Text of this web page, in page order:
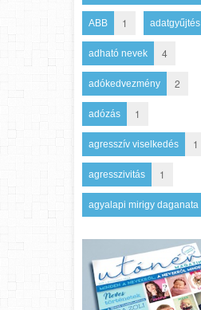
ABB 1 adatgyűjtés
adható nevek 4
adókedvezmény 2
adózás 1
agresszív viselkedés 1
agresszivitás 1
agyalapi mirigy daganata